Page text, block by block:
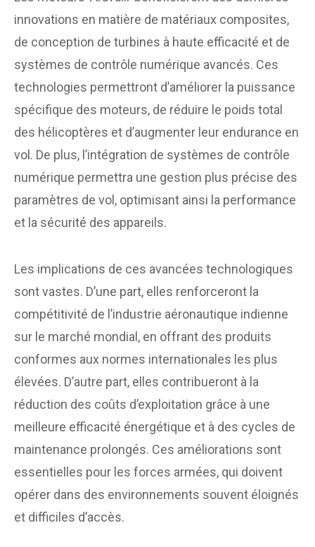
innovations en matière de matériaux composites,
de conception de turbines à haute efficacité et de
systèmes de contrôle numérique avancés. Ces
technologies permettront d’améliorer la puissance
spécifique des moteurs, de réduire le poids total
des hélicoptères et d’augmenter leur endurance en
vol. De plus, l’intégration de systèmes de contrôle
numérique permettra une gestion plus précise des
paramètres de vol, optimisant ainsi la performance
et la sécurité des appareils.
Les implications de ces avancées technologiques
sont vastes. D’une part, elles renforceront la
compétitivité de l’industrie aéronautique indienne
sur le marché mondial, en offrant des produits
conformes aux normes internationales les plus
élevées. D’autre part, elles contribueront à la
réduction des coûts d’exploitation grâce à une
meilleure efficacité énergétique et à des cycles de
maintenance prolongés. Ces améliorations sont
essentielles pour les forces armées, qui doivent
opérer dans des environnements souvent éloignés
et difficiles d’accès.